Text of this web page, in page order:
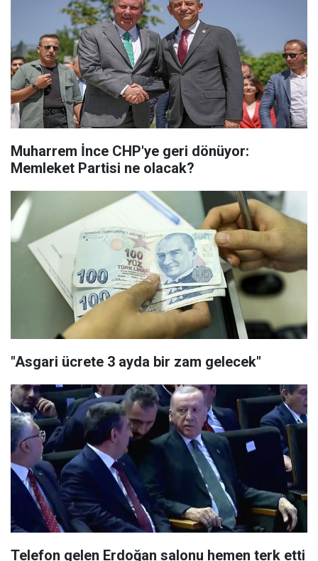
Muharrem İnce CHP'ye geri dönüyor:
Memleket Partisi ne olacak?
"Asgari ücrete 3 ayda bir zam gelecek"
Telefon gelen Erdoğan salonu hemen terk etti